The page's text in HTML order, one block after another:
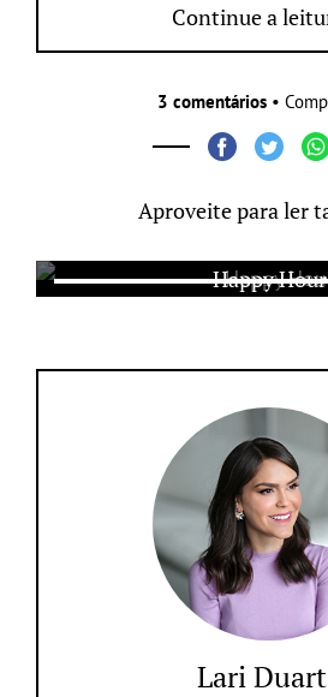
nós meninas mais amamos!Continue a
3 comentários •
Aproveite para ler
Happy Hour
Lari